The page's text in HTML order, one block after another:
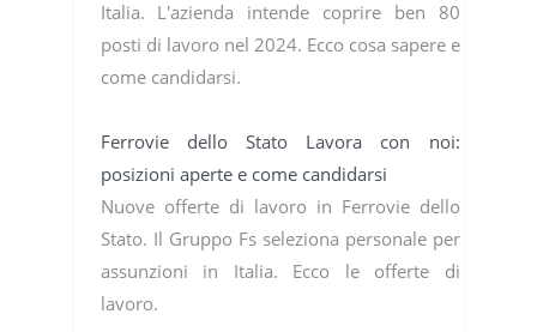
Italia. L'azienda intende coprire ben 80
posti di lavoro nel 2024. Ecco cosa sapere e
come candidarsi.
Ferrovie dello Stato Lavora con noi:
posizioni aperte e come candidarsi
Nuove offerte di lavoro in Ferrovie dello
Stato. Il Gruppo Fs seleziona personale per
assunzioni in Italia. Ecco le offerte di
lavoro.